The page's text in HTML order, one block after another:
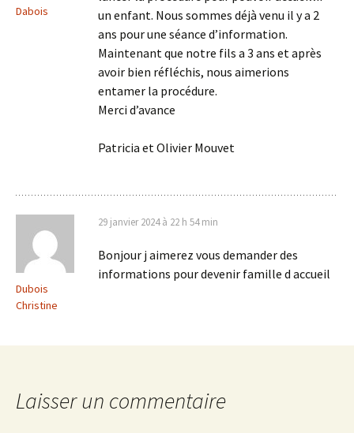
Dabois
un enfant. Nous sommes déjà venu il y a 2
ans pour une séance d’information.
Maintenant que notre fils a 3 ans et après
avoir bien réfléchis, nous aimerions
entamer la procédure.
Merci d’avance
Patricia et Olivier Mouvet
Dubois
Christine
29 janvier 2024 à 22 h 54 min
Bonjour j aimerez vous demander des
informations pour devenir famille d accueil
Laisser un commentaire